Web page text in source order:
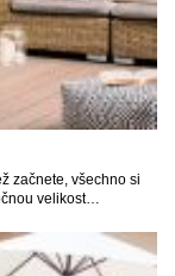
začnete, všechno si
velikost…